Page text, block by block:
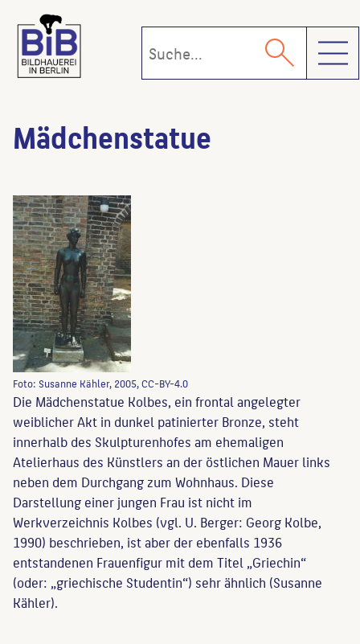
Mädchenstatue
Foto: Susanne Kähler, 2005, CC-BY-4.0
Die Mädchenstatue Kolbes, ein frontal angelegter
weiblicher Akt in dunkel patinierter Bronze, steht
innerhalb des Skulpturenhofes am ehemaligen
Atelierhaus des Künstlers an der östlichen Mauer links
neben dem Durchgang zum Wohnhaus. Diese
Darstellung einer jungen Frau ist nicht im
Werkverzeichnis Kolbes (vgl. U. Berger: Georg Kolbe,
1990) beschrieben, ist aber der ebenfalls 1936
entstandenen Frauenfigur mit dem Titel „Griechin“
(oder: „griechische Studentin“) sehr ähnlich (Susanne
Kähler).